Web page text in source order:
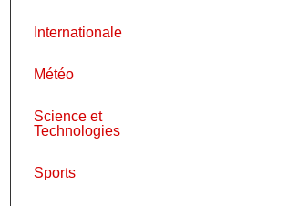
Internationale
Météo
Science et
Technologies
Sports